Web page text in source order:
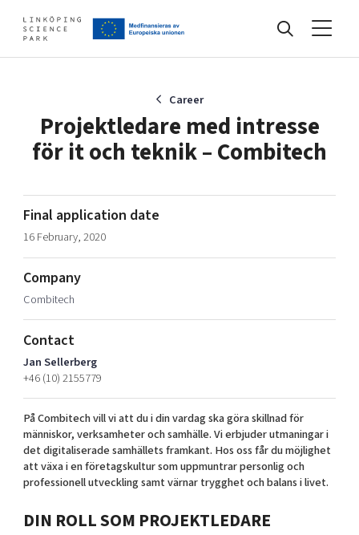
Find your network
Artificial intelligence
Cybersecurity
Internet of Things
Manufacturing industries
Global talent
Visual technologies
Shaping cities and regions
Bright East
East Sweden Tech Women
Reversed mentorship
Develop your company
Upgrade your skills & master new ones
Tech startups
Upscaling
Talent & skills
Startup & industry collaboration
Offers to boost your business
Funding opportunities
About
Our story, mission & vision
Our community of companies
Projects
Publications
Project toolbox
Our clusters
40 years anniversary
Today's lunch in Mjärdevi
Career
Projektledare med intresse
för it och teknik – Combitech
Final application date
16 February, 2020
Company
Combitech
Contact
Jan Sellerberg
+46 (10) 2155779
På Combitech vill vi att du i din vardag ska göra skillnad för
människor, verksamheter och samhälle. Vi erbjuder utmaningar i
det digitaliserade samhällets framkant. Hos oss får du möjlighet
att växa i en företagskultur som uppmuntrar personlig och
professionell utveckling samt värnar trygghet och balans i livet.
DIN ROLL SOM PROJEKTLEDARE